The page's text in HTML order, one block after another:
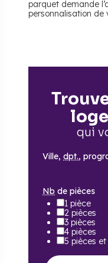
parquet demande
personnalisation de
qui
Ville, dpt.,
Nb de pièces
1 pièce
2 pièces
3 pièces
4 pièces
5 pièces et